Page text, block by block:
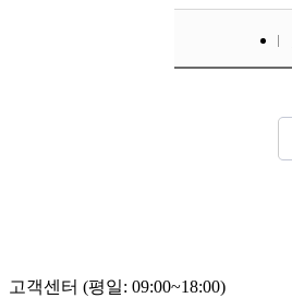
고객센터 (평일: 09:00~18:00)